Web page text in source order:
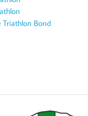
Triathlon Bond